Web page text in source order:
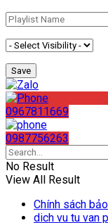
0967811669
0987756263
No Result
View All Result
Chính sách
dich vu tu van